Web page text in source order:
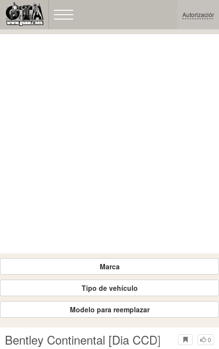
Autorización
Marca
Tipo de vehículo
Modelo para reemplazar
0
Bentley Continental [Dia CCD]